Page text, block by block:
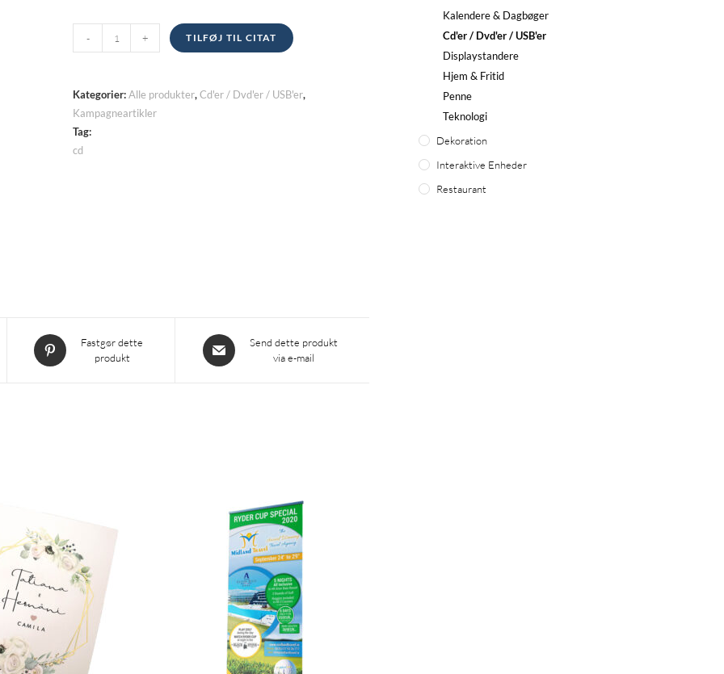
kvantitet
- + TILFØJ TIL CITAT
Kategorier:Alle produkter,Cd'er / Dvd'er / USB'er,
Kampagneartikler
Tag:
cd
Åbner
i
Fastgør dette
produkt
Åbner
i
Send dette produkt
via e-mail
Kalendere & Dagbøger
Cd'er / Dvd'er / USB'er
Displaystandere
Hjem & Fritid
Penne
Teknologi
Dekoration
Interaktive Enheder
Restaurant